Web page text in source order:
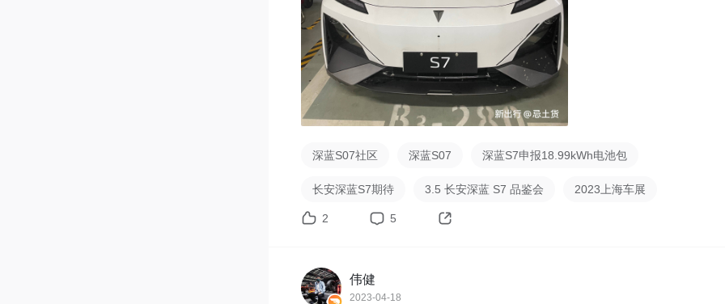
深蓝S07社区 深蓝S07 深蓝S7申报18.99kWh电池包
长安深蓝S7期待 3.5 长安深蓝 S7 品鉴会 2023上海车展
2 5
伟健
2023-04-18